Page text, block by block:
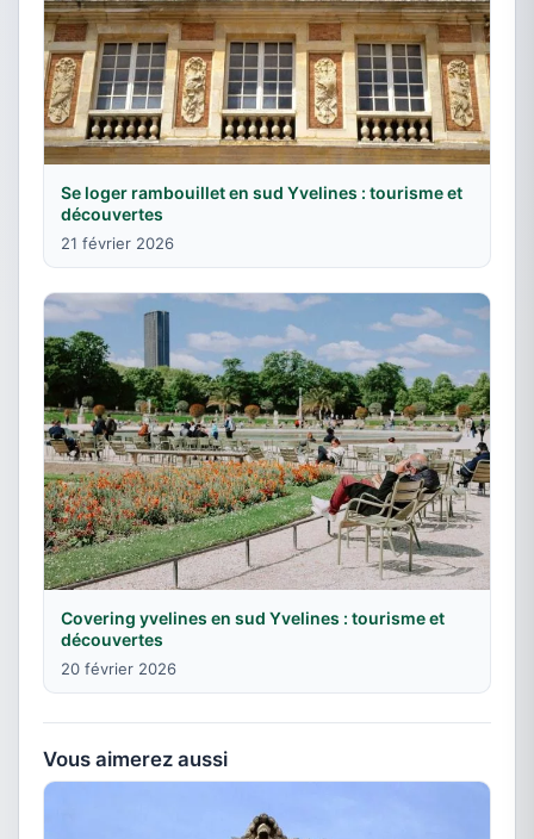
Se loger rambouillet en sud Yvelines : tourisme et
découvertes
21 février 2026
Covering yvelines en sud Yvelines : tourisme et
découvertes
20 février 2026
Vous aimerez aussi